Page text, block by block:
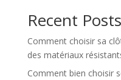
Recent Posts
Comment choisir sa
des matériaux
Comment bien choisir